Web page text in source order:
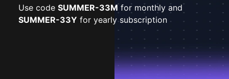
Use code SUMMER-33Mfor monthly and
SUMMER-33Y for yearly subscription